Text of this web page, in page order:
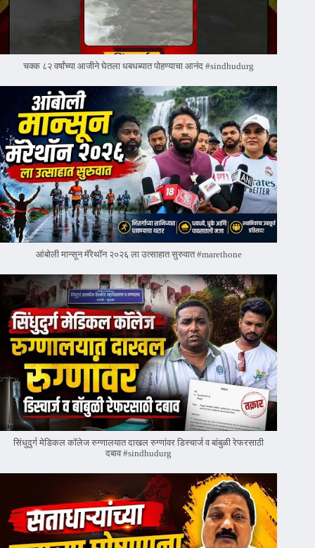
चक्क ८२ वर्षांच्या आजीने घेतला धबधब्यात पोहण्याचा आनंद #sindhudurg
आंबोली मान्सून मॅरेथॉन २०२६ ला उत्साहात सुरुवात #marethone
सिंधुदुर्ग मेडिकल कॉलेज रुग्णालयात दाखल रुग्णांवर डिस्चार्ज व बांबुळी रेफरसाठी
दबाव #sindhudurg